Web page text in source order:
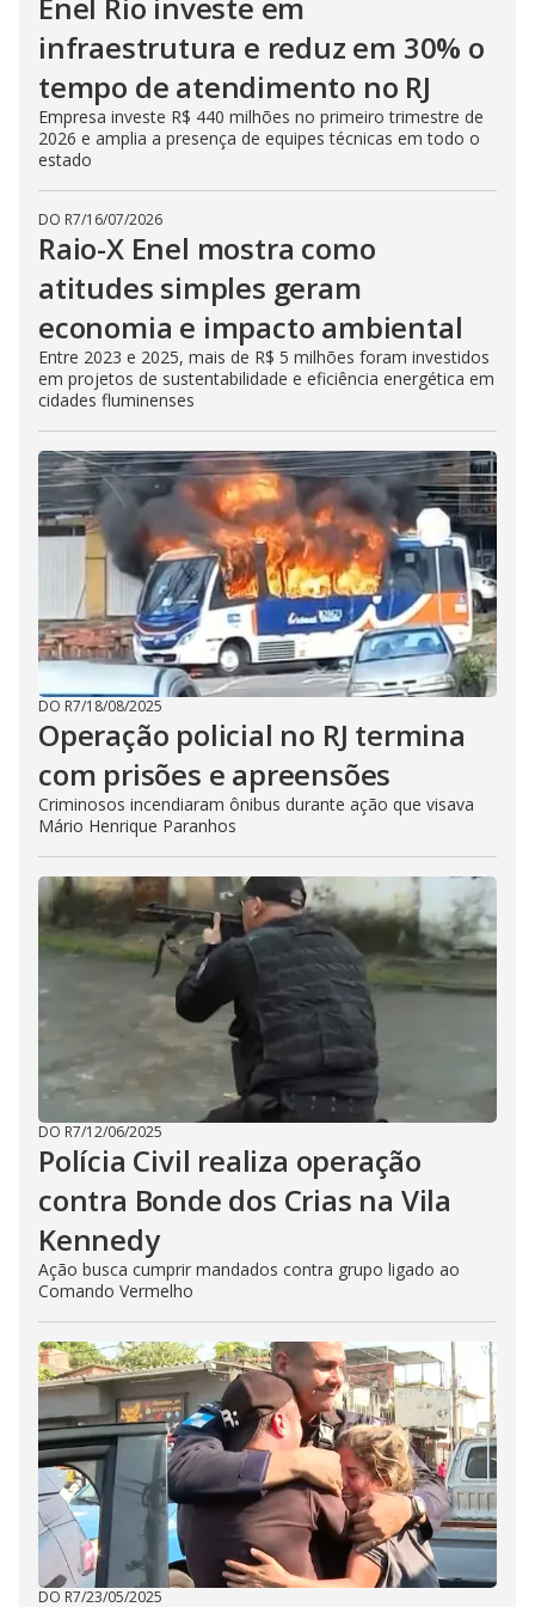
infraestrutura e reduz em 30% o
tempo de atendimento no RJ
Empresa investe R$ 440 milhões no primeiro trimestre de
2026 e amplia a presença de equipes técnicas em todo o
estado
DO R7/16/07/2026
Raio-X Enel mostra como
atitudes simples geram
economia e impacto ambiental
Entre 2023 e 2025, mais de R$ 5 milhões foram investidos
em projetos de sustentabilidade e eficiência energética em
cidades fluminenses
DO R7/18/08/2025
Operação policial no RJ termina
com prisões e apreensões
Criminosos incendiaram ônibus durante ação que visava
Mário Henrique Paranhos
DO R7/12/06/2025
Polícia Civil realiza operação
contra Bonde dos Crias na Vila
Kennedy
Ação busca cumprir mandados contra grupo ligado ao
Comando Vermelho
DO R7/23/05/2025